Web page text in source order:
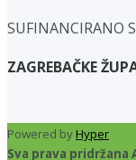
SUFINANCIRANO
ZAGREBAČKE
Powered byHyper
Sva prava